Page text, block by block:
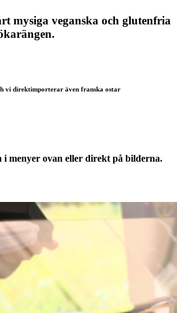
mysiga veganska och glutenfria
vi direktimporterar även franska ostar
i menyer ovan eller direkt på bilderna.